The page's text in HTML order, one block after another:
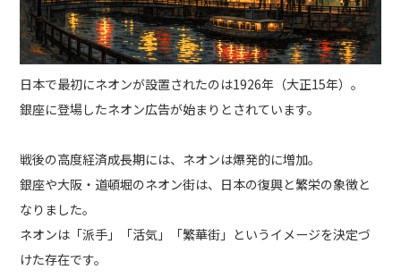
日本で最初にネオンが設置されたのは1926年（大正15年）。
銀座に登場したネオン広告が始まりとされています。
戦後の高度経済成長期には、ネオンは爆発的に増加。
銀座や大阪・道頓堀のネオン街は、日本の復興と繁栄の象徴と
なりました。
ネオンは「派手」「活気」「繁華街」というイメージを決定づ
けた存在です。